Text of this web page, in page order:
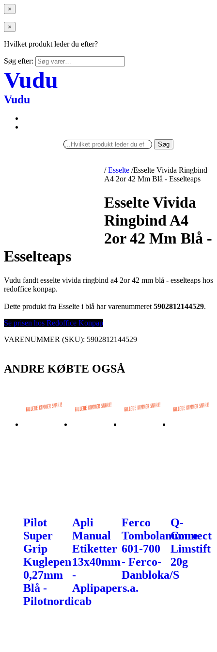
×
×
Hvilket produkt leder du efter?
Søg efter:
Vudu
Vudu
Søg
/ Esselte /Esselte Vivida Ringbind
A4 2or 42 Mm Blå - Esselteaps
Esselte Vivida
Ringbind A4
2or 42 Mm Blå -
Esselteaps
Vudu fandt esselte vivida ringbind a4 2or 42 mm blå - esselteaps hos
redoffice konpap.
Dette produkt fra Esselte i blå har varenummeret 5902812144529.
Se prisen hos Redoffice Konpap
VARENUMMER (SKU): 5902812144529
ANDRE KØBTE OGSÅ
Pilot
Super
Grip
Kuglepen
0,27mm
Blå -
Pilotnordicab
Apli
Manual
Etiketter
13x40mm
-
Aplipapers.a.
Ferco
Tombolanumre
601-700
- Ferco-
Danbloka/S
Q-
Connect
Limstift
20g